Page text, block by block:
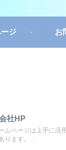
ージ お
書会社HP
ムページは上手に
ります。...